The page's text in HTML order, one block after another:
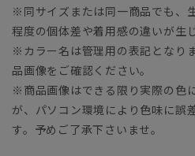
※同サイズまたは同一商品でも、
程度の個体差や着用感の違いが生
※カラー名は管理用の表記となり
品画像をご確認ください。
※商品画像はできる限り実際の色
が、パソコン環境により色味に誤
す。予めご了承下さいませ。